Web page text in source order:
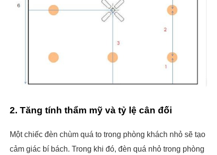
2. Tăng tính thẩm mỹ và tỷ lệ cân đối
Một chiếc đèn chùm quá to trong phòng khách nhỏ sẽ tạo
cảm giác bí bách. Trong khi đó, đèn quá nhỏ trong phòng